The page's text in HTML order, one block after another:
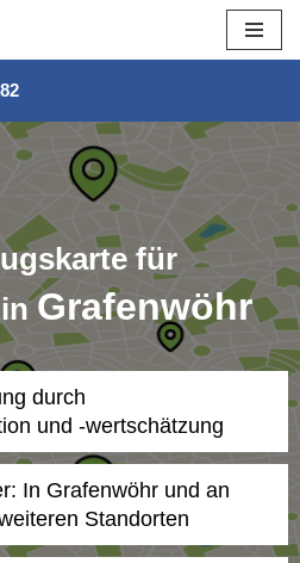
für
inGrafenwöhr
durch
und -wertschätzung
In Grafenwöhr und an
Standorten